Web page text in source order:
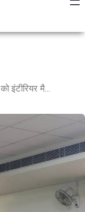
ऐक्सिस कॉलेज में आर्किटेक्चर व इंटीरियर डिजाइन छात्रों को इंटीरियर मैटेरियल